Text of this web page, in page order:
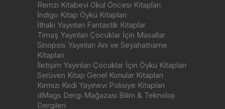
Remzi Kitabevi Okul Öncesi Kitapları
İndigo Kitap Öykü Kitapları
İthaki Yayınları Fantastik Kitaplar
Timaş Yayınları Çocuklar İçin Masallar
Sinopsis Yayınları Anı ve Seyahatname
Kitapları
İletişim Yayınları Çocuklar İçin Öykü Kitapları
Serüven Kitap Genel Konular Kitapları
Kırmızı Kedi Yayınevi Polisiye Kitapları
dMags Dergi Mağazası Bilim & Teknoloji
Dergileri